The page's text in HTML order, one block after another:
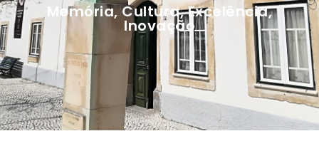
Memória, Cultura, Excelência,
Inovação